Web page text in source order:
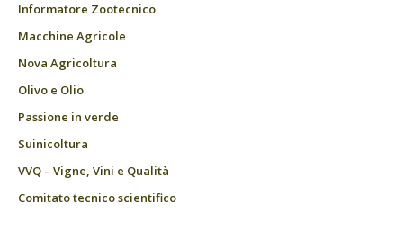
Informatore Zootecnico
Macchine Agricole
Nova Agricoltura
Olivo e Olio
Passione in verde
Suinicoltura
VVQ – Vigne, Vini e Qualità
Comitato tecnico scientifico